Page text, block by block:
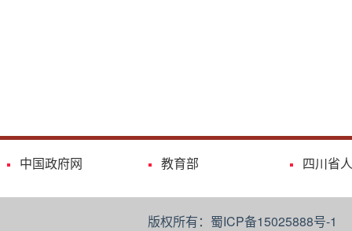
中国政府网 教育部 四川省
版权所有：蜀ICP备15025888号-